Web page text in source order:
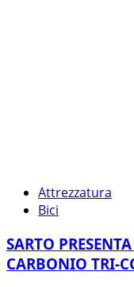
Attrezzatura
Bici
SARTO
CARBONIO TRI-